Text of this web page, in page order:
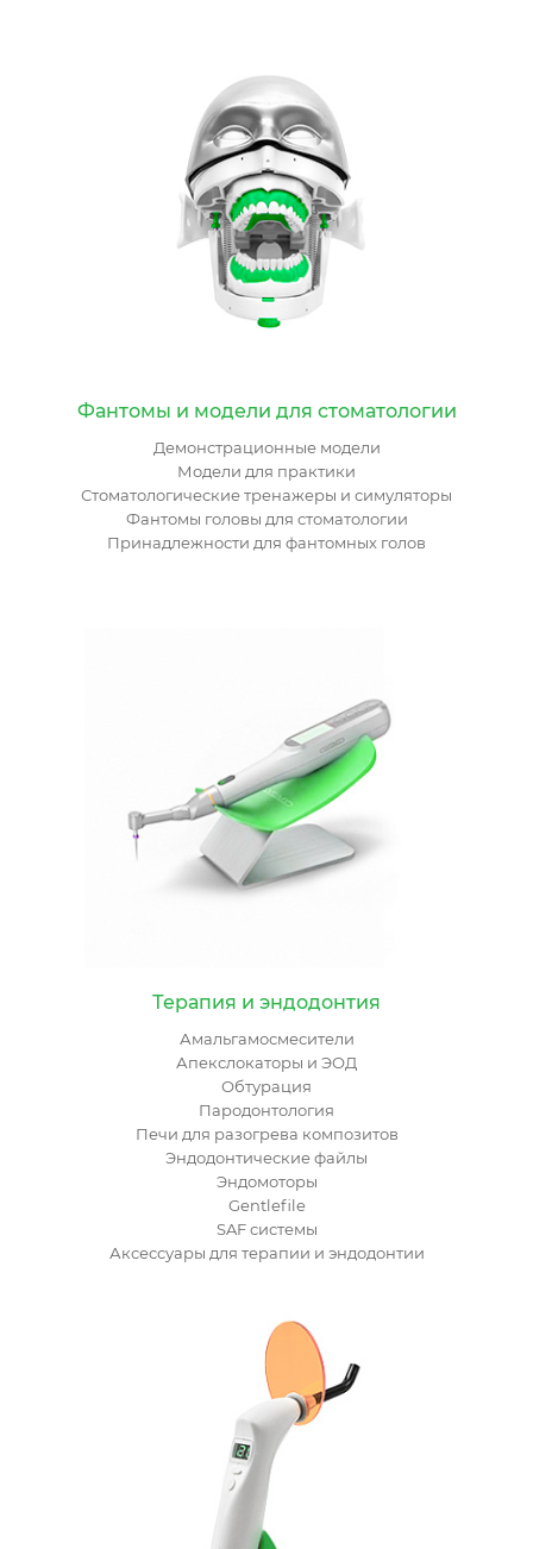
Фантомы и модели для стоматологии
Демонстрационные модели
Модели для практики
Стоматологические тренажеры и симуляторы
Фантомы головы для стоматологии
Принадлежности для фантомных голов
Терапия и эндодонтия
Амальгамосмесители
Апекслокаторы и ЭОД
Обтурация
Пародонтология
Печи для разогрева композитов
Эндодонтические файлы
Эндомоторы
Gentlefile
SAF системы
Аксессуары для терапии и эндодонтии